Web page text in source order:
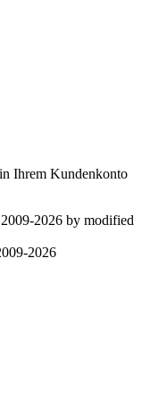
Ihrem Kundenkonto
2026 by modified
2026